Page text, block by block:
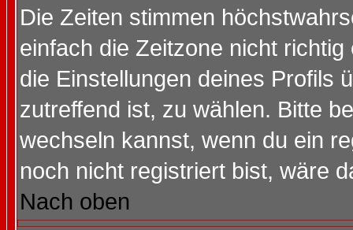
Die Zeiten stimmen
einfach die Zeitzone nicht
die Einstellungen deines Profils
zutreffend ist, zu wählen. Bitte
wechseln kannst, wenn du ein
noch nicht registriert bist, wäre
Nach oben